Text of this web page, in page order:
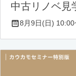
中古リノベ見
8月9日(日)